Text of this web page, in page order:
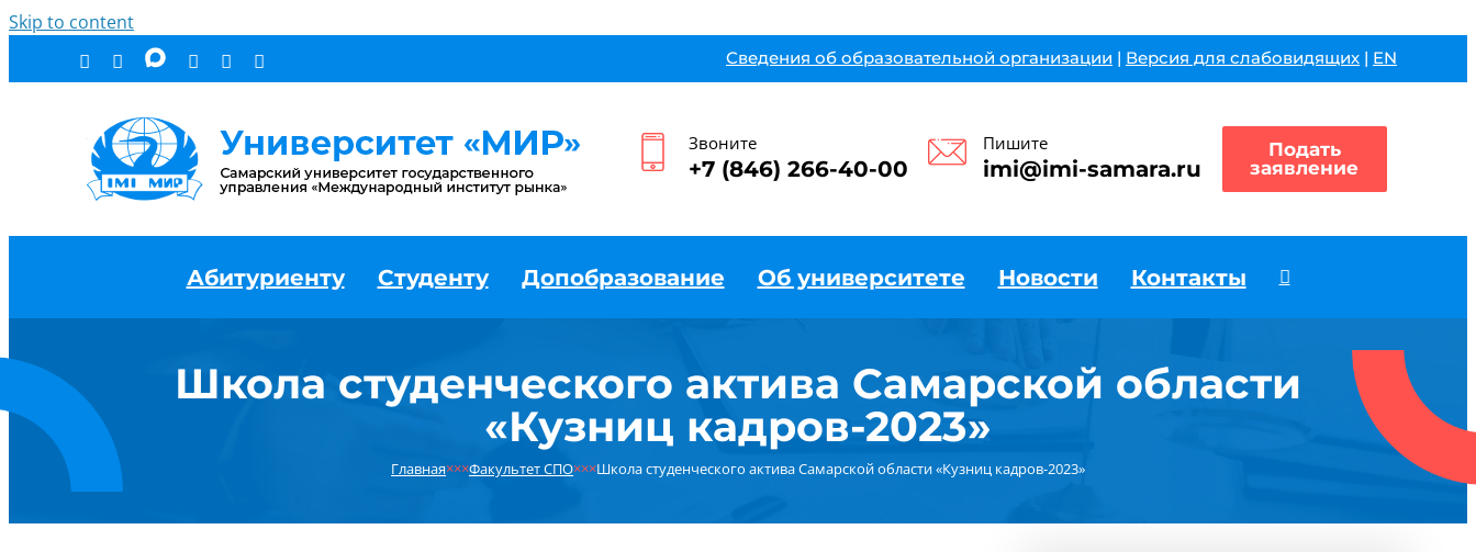
Skip to content
Сведения об образовательной организации | Версия для слабовидящих | EN
Звоните
+7 (846) 266-40-00
Пишите
imi@imi-samara.ru
Подать
заявление
Абитуриенту Студенту Допобразование Об университете Новости Контакты
Школа студенческого актива Самарской области
«Кузниц кадров-2023»
Главная×××Факультет СПО×××Школа студенческого актива Самарской области «Кузниц кадров-2023»